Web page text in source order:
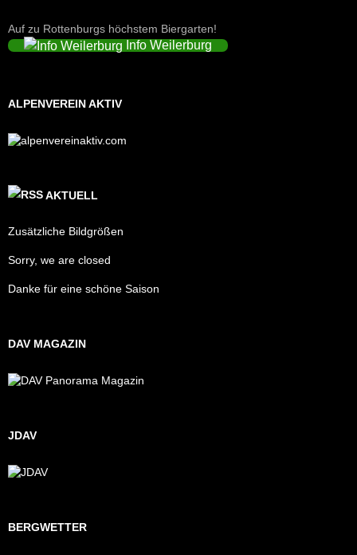
Auf zu Rottenburgs höchstem Biergarten!
Info Weilerburg
ALPENVEREIN AKTIV
AKTUELL
Zusätzliche Bildgrößen
Sorry, we are closed
Danke für eine schöne Saison
DAV MAGAZIN
JDAV
BERGWETTER